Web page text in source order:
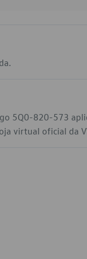
5Q0-820-573
virtual oficial da